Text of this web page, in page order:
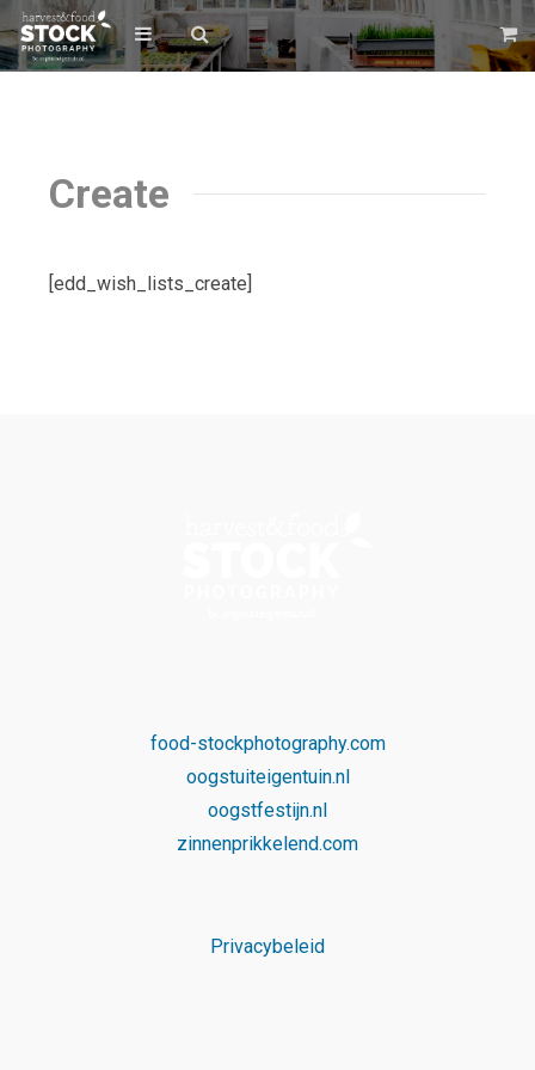
Create
[edd_wish_lists_create]
food-stockphotography.com
oogstuiteigentuin.nl
oogstfestijn.nl
zinnenprikkelend.com
Privacybeleid